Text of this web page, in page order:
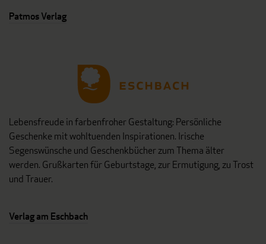
Patmos Verlag
Lebensfreude in farbenfroher Gestaltung: Persönliche
Geschenke mit wohltuenden Inspirationen. Irische
Segenswünsche und Geschenkbücher zum Thema älter
werden. Grußkarten für Geburtstage, zur Ermutigung, zu Trost
und Trauer.
Verlag am Eschbach